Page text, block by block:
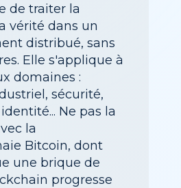
de traiter la
vérité dans un
distribué, sans
Elle s'applique à
domaines :
sécurité,
Ne pas la
la
Bitcoin, dont
une brique de
progresse